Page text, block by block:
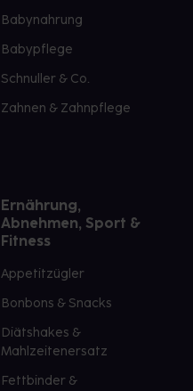
Babynahrung
Babypflege
Schnuller & Co.
Zahnen & Zahnpflege
Ernährung,
Abnehmen, Sport &
Fitness
Appetitzügler
Bonbons & Snacks
Diätshakes &
Mahlzeitenersatz
Fettbinder &